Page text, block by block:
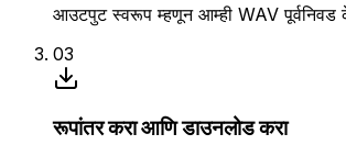
आउटपुट स्वरूप म्हणून आम्ही WAV
03
रूपांतर करा आणि डाउनलोड करा